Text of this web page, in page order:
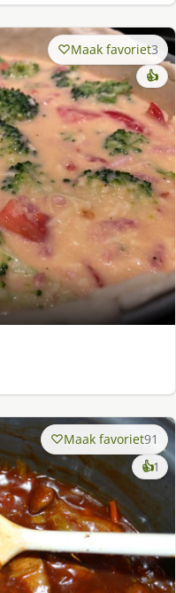
Maak favoriet3
👍
Maak favoriet91
👍1